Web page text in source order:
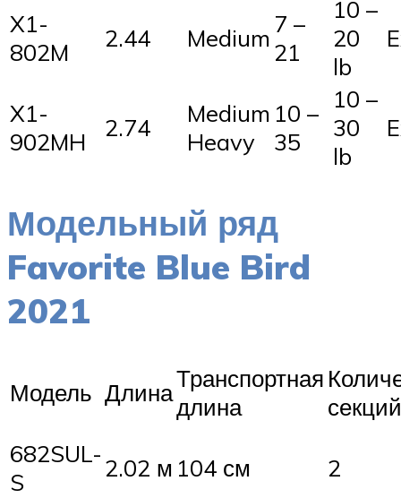
X1-
802M
2.44 Medium 7 –
21
10 –
20
lb
X1-
902MH
2.74
Medium
Heavy
10 –
35
10 –
30
lb
Модельный ряд
Favorite Blue Bird
2021
Модель ДлинаТранспортная
длина
секций
682SUL-
S
2.02 м 104 см 2